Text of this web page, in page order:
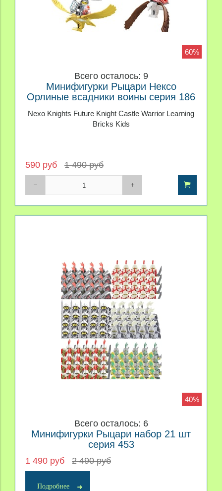
60%
Всего осталось: 9
Минифигурки Рыцари Нексо
Орлиные всадники воины серия 186
Nexo Knights Future Knight Castle Warrior Learning
Bricks Kids
590 руб 1 490 руб
40%
Всего осталось: 6
Минифигурки Рыцари набор 21 шт
серия 453
1 490 руб 2 490 руб
Подробнее